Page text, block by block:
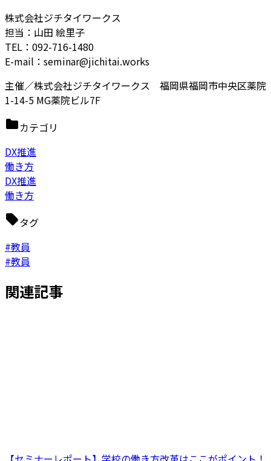
株式会社ジチタイワークス
担当：山田 絵里子
TEL：092-716-1480
E-mail：seminar@jichitai.works
主催／株式会社ジチタイワークス 福岡県福岡市中央区薬院
1-14-5 MG薬院ビル7F
カテゴリ
DX推進
働き方
DX推進
働き方
タグ
#教員
#教員
関連記事